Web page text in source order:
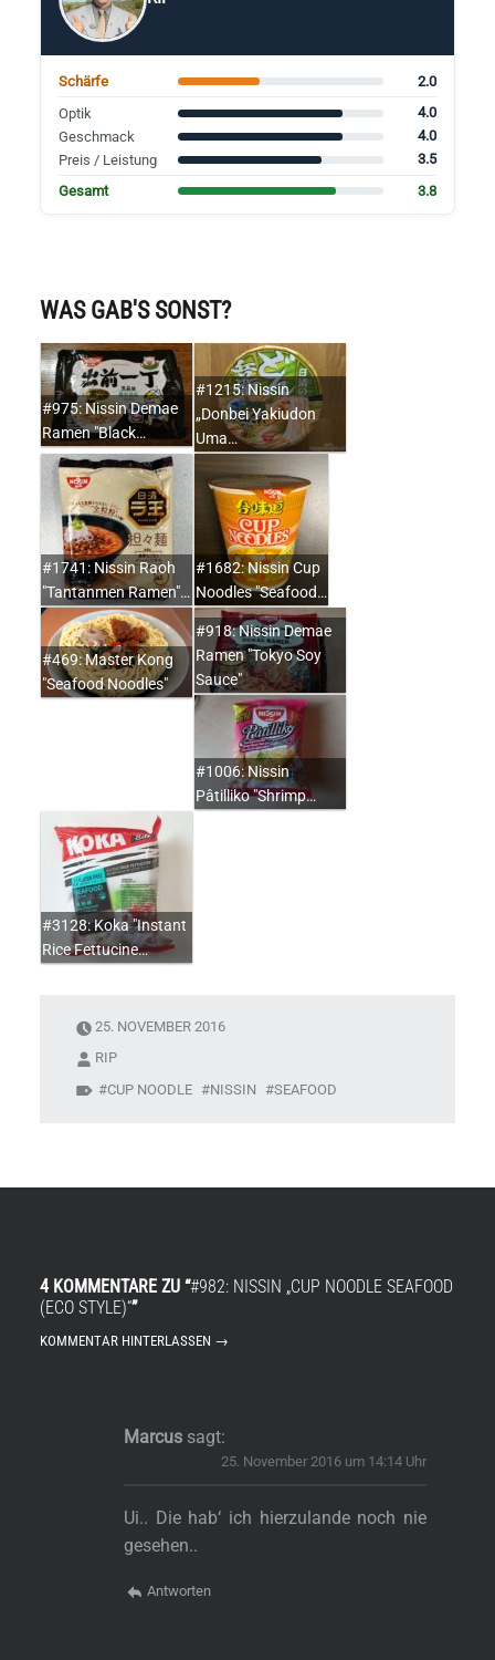
Schärfe
2.0
Optik
4.0
Geschmack
4.0
Preis / Leistung
3.5
Gesamt
3.8
WAS GAB'S SONST?
#975: Nissin Demae
Ramen "Black…
#1215: Nissin
„Donbei Yakiudon
Uma…
#1741: Nissin Raoh
"Tantanmen Ramen"…
#1682: Nissin Cup
Noodles "Seafood…
#469: Master Kong
"Seafood Noodles"
#918: Nissin Demae
Ramen "Tokyo Soy
Sauce"
#1006: Nissin
Pâtilliko "Shrimp…
#3128: Koka "Instant
Rice Fettucine…
25. NOVEMBER 2016
RIP
CUP NOODLE
NISSIN SEAFOOD
4 KOMMENTARE ZU “#982: NISSIN „CUP NOODLE SEAFOOD
(ECO STYLE)“”
KOMMENTAR HINTERLASSEN →
Marcus sagt:
25. November 2016 um 14:14 Uhr
Ui.. Die hab‘ ich hierzulande noch nie
gesehen..
Antworten